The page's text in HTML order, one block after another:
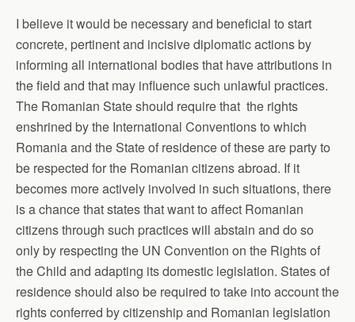
I believe it would be necessary and beneficial to start
concrete, pertinent and incisive diplomatic actions by
informing all international bodies that have attributions in
the field and that may influence such unlawful practices.
The Romanian State should require that the rights
enshrined by the International Conventions to which
Romania and the State of residence of these are party to
be respected for the Romanian citizens abroad. If it
becomes more actively involved in such situations, there
is a chance that states that want to affect Romanian
citizens through such practices will abstain and do so
only by respecting the UN Convention on the Rights of
the Child and adapting its domestic legislation. States of
residence should also be required to take into account the
rights conferred by citizenship and Romanian legislation